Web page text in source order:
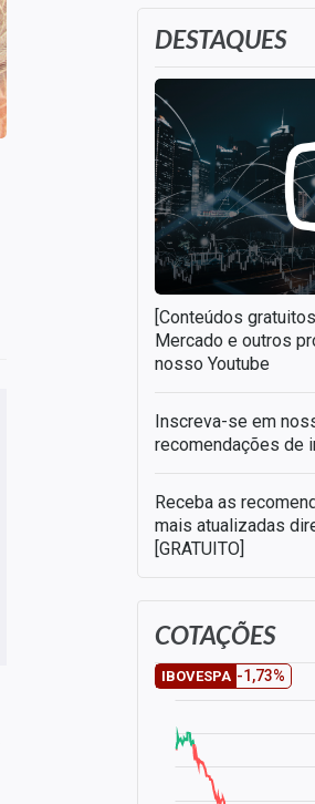
DESTAQUES
[Conteúdos
Mercado e outros
nosso Youtube
Inscreva-se em
recomendações de
Receba as
mais atualizadas
[GRATUITO]
COTAÇÕES
IBOVESPA -1,73%